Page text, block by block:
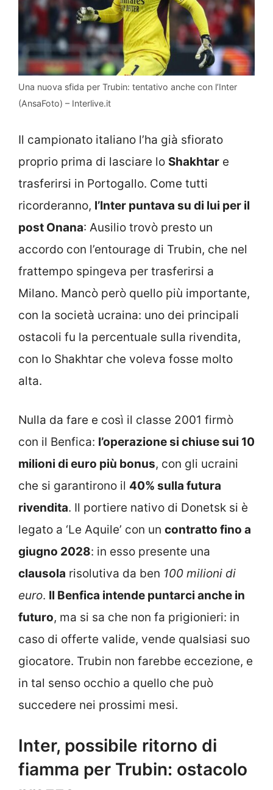
Una nuova sfida per Trubin: tentativo anche con l’Inter
(AnsaFoto) – Interlive.it
Il campionato italiano l’ha già sfiorato
proprio prima di lasciare lo Shakhtar e
trasferirsi in Portogallo. Come tutti
ricorderanno, l’Inter puntava su di lui per il
post Onana: Ausilio trovò presto un
accordo con l’entourage di Trubin, che nel
frattempo spingeva per trasferirsi a
Milano. Mancò però quello più importante,
con la società ucraina: uno dei principali
ostacoli fu la percentuale sulla rivendita,
con lo Shakhtar che voleva fosse molto
alta.
Nulla da fare e così il classe 2001 firmò
con il Benfica: l’operazione si chiuse sui 10
milioni di euro più bonus, con gli ucraini
che si garantirono il 40% sulla futura
rivendita. Il portiere nativo di Donetsk si è
legato a ‘Le Aquile’ con un contratto fino a
giugno 2028: in esso presente una
clausola risolutiva da ben 100 milioni di
euro. Il Benfica intende puntarci anche in
futuro, ma si sa che non fa prigionieri: in
caso di offerte valide, vende qualsiasi suo
giocatore. Trubin non farebbe eccezione, e
in tal senso occhio a quello che può
succedere nei prossimi mesi.
Inter, possibile ritorno di
fiamma per Trubin: ostacolo